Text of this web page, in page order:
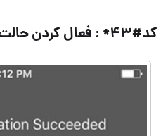
کد#۴۳* : فعال کردن حالت انتظار تماس